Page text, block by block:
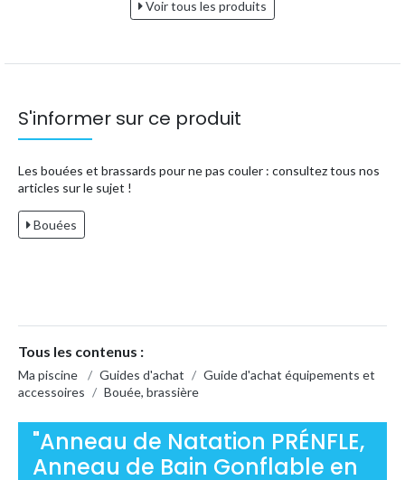
Voir tous les produits
S'informer sur ce produit
Les bouées et brassards pour ne pas couler : consultez tous nos
articles sur le sujet !
Bouées
Tous les contenus :
Ma piscine / Guides d'achat / Guide d'achat équipements et
accessoires / Bouée, brassière
"Anneau de Natation PRÉNFLE,
Anneau de Bain Gonflable en